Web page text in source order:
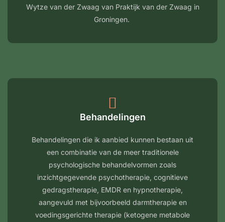
Wytze van der Zwaag van Praktijk van der Zwaag in
Groningen.
Behandelingen
Behandelingen die ik aanbied kunnen bestaan uit
een combinatie van de meer traditionele
psychologische behandelvormen zoals
inzichtgegevende psychotherapie, cognitieve
gedragstherapie, EMDR en hypnotherapie,
aangevuld met bijvoorbeeld darmtherapie en
voedingsgerichte therapie (ketogene metabole